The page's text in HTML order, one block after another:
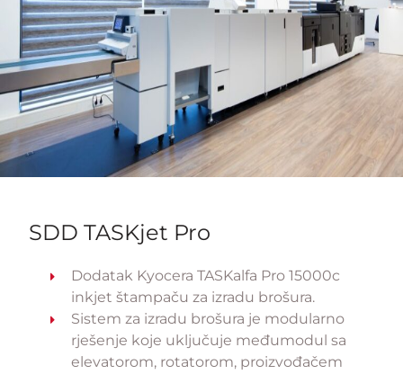
SDD TASKjet Pro
Dodatak Kyocera TASKalfa Pro 15000c
inkjet štampaču za izradu brošura.
Sistem za izradu brošura je modularno
rješenje koje uključuje međumodul sa
elevatorom, rotatorom, proizvođačem